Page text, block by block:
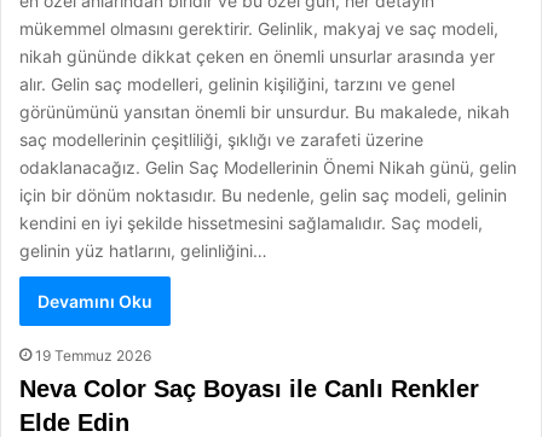
mükemmel olmasını gerektirir. Gelinlik, makyaj ve saç modeli,
nikah gününde dikkat çeken en önemli unsurlar arasında yer
alır. Gelin saç modelleri, gelinin kişiliğini, tarzını ve genel
görünümünü yansıtan önemli bir unsurdur. Bu makalede, nikah
saç modellerinin çeşitliliği, şıklığı ve zarafeti üzerine
odaklanacağız. Gelin Saç Modellerinin Önemi Nikah günü, gelin
için bir dönüm noktasıdır. Bu nedenle, gelin saç modeli, gelinin
kendini en iyi şekilde hissetmesini sağlamalıdır. Saç modeli,
gelinin yüz hatlarını, gelinliğini…
Devamını Oku
19 Temmuz 2026
Neva Color Saç Boyası ile Canlı Renkler
Elde Edin